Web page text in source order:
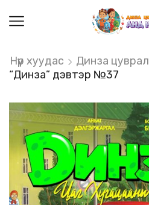
Нүүр хуудас
Динза цуврал
“Динза” дэвтэр №37